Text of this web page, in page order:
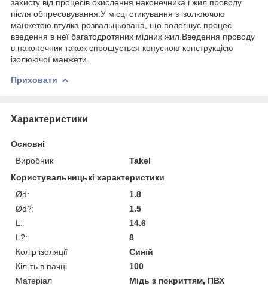
захисту від процесів окислення наконечника і жил проводу
після обпресовування.У місці стикування з ізолюючою
манжетою втулка розвальцьована, що полегшує процес
введення в неї багатодротяних мідних жил.Введення проводу
в наконечник також спрощується конусною конструкцією
ізолюючої манжети.
Приховати
Характеристики
Основні
Виробник
Takel
Користувальницькі характеристики
Ød:
1.8
Ød?:
1.5
L:
14.6
L?:
8
Колір ізоляції
Синій
Кіл-ть в пачці
100
Матеріал
Мідь з покриттям, ПВХ